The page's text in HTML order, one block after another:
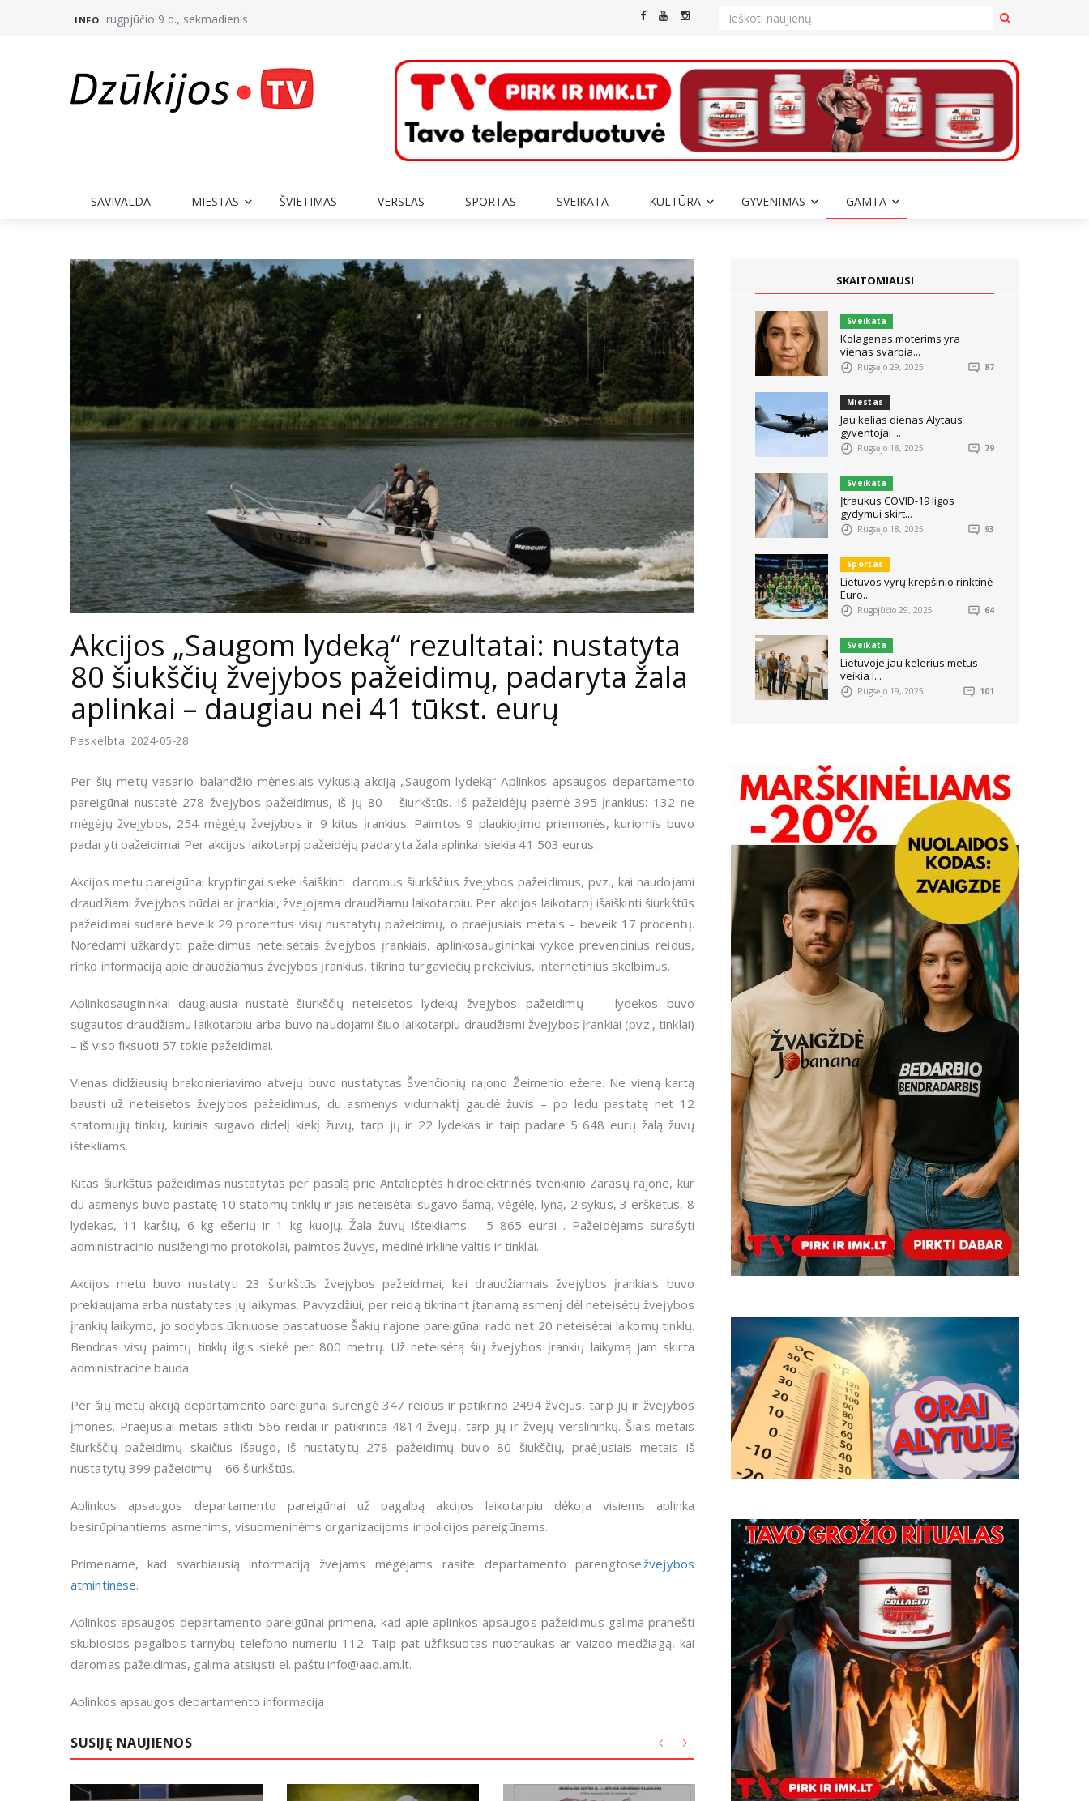
INFO rugpjūčio 9 d., sekmadienis
SAVIVALDA MIESTAS ŠVIETIMAS VERSLAS SPORTAS SVEIKATA KULTŪRA GYVENIMAS GAMTA
Akcijos „Saugom lydeką“ rezultatai: nustatyta
80 šiukščių žvejybos pažeidimų, padaryta žala
aplinkai – daugiau nei 41 tūkst. eurų
Paskelbta: 2024-05-28
Per šių metų vasario–balandžio mėnesiais vykusią akciją „Saugom lydeką“ Aplinkos apsaugos departamento
pareigūnai nustatė 278 žvejybos pažeidimus, iš jų 80 – šiurkštūs. Iš pažeidėjų paėmė 395 įrankius: 132 ne
mėgėjų žvejybos, 254 mėgėjų žvejybos ir 9 kitus įrankius. Paimtos 9 plaukiojimo priemonės, kuriomis buvo
padaryti pažeidimai. Per akcijos laikotarpį pažeidėjų padaryta žala aplinkai siekia 41 503 eurus.
Akcijos metu pareigūnai kryptingai siekė išaiškinti daromus šiurkščius žvejybos pažeidimus, pvz., kai naudojami
draudžiami žvejybos būdai ar įrankiai, žvejojama draudžiamu laikotarpiu. Per akcijos laikotarpį išaiškinti šiurkštūs
pažeidimai sudarė beveik 29 procentus visų nustatytų pažeidimų, o praėjusiais metais – beveik 17 procentų.
Norėdami užkardyti pažeidimus neteisėtais žvejybos įrankiais, aplinkosaugininkai vykdė prevencinius reidus,
rinko informaciją apie draudžiamus žvejybos įrankius, tikrino turgaviečių prekeivius, internetinius skelbimus.
Aplinkosaugininkai daugiausia nustatė šiurkščių neteisėtos lydekų žvejybos pažeidimų – lydekos buvo
sugautos draudžiamu laikotarpiu arba buvo naudojami šiuo laikotarpiu draudžiami žvejybos įrankiai (pvz., tinklai)
– iš viso fiksuoti 57 tokie pažeidimai.
Vienas didžiausių brakonieriavimo atvejų buvo nustatytas Švenčionių rajono Žeimenio ežere. Ne vieną kartą
bausti už neteisėtos žvejybos pažeidimus, du asmenys vidurnaktį gaudė žuvis – po ledu pastatę net 12
statomųjų tinklų, kuriais sugavo didelį kiekį žuvų, tarp jų ir 22 lydekas ir taip padarė 5 648 eurų žalą žuvų
ištekliams.
Kitas šiurkštus pažeidimas nustatytas per pasalą prie Antalieptės hidroelektrinės tvenkinio Zarasų rajone, kur
du asmenys buvo pastatę 10 statomų tinklų ir jais neteisėtai sugavo šamą, vėgėlę, lyną, 2 sykus, 3 eršketus, 8
lydekas, 11 karšių, 6 kg ešerių ir 1 kg kuojų. Žala žuvų ištekliams – 5 865 eurai . Pažeidėjams surašyti
administracinio nusižengimo protokolai, paimtos žuvys, medinė irklinė valtis ir tinklai.
Akcijos metu buvo nustatyti 23 šiurkštūs žvejybos pažeidimai, kai draudžiamais žvejybos įrankiais buvo
prekiaujama arba nustatytas jų laikymas. Pavyzdžiui, per reidą tikrinant įtariamą asmenį dėl neteisėtų žvejybos
įrankių laikymo, jo sodybos ūkiniuose pastatuose Šakių rajone pareigūnai rado net 20 neteisėtai laikomų tinklų.
Bendras visų paimtų tinklų ilgis siekė per 800 metrų. Už neteisėtą šių žvejybos įrankių laikymą jam skirta
administracinė bauda.
Per šių metų akciją departamento pareigūnai surengė 347 reidus ir patikrino 2494 žvejus, tarp jų ir žvejybos
įmones. Praėjusiai metais atlikti 566 reidai ir patikrinta 4814 žvejų, tarp jų ir žvejų verslininkų. Šiais metais
šiurkščių pažeidimų skaičius išaugo, iš nustatytų 278 pažeidimų buvo 80 šiukščių, praėjusiais metais iš
nustatytų 399 pažeidimų – 66 šiurkštūs.
Aplinkos apsaugos departamento pareigūnai už pagalbą akcijos laikotarpiu dėkoja visiems aplinka
besirūpinantiems asmenims, visuomeninėms organizacijoms ir policijos pareigūnams.
Primename, kad svarbiausią informaciją žvejams mėgėjams rasite departamento parengtosežvejybos
atmintinėse.
Aplinkos apsaugos departamento pareigūnai primena, kad apie aplinkos apsaugos pažeidimus galima pranešti
skubiosios pagalbos tarnybų telefono numeriu 112. Taip pat užfiksuotas nuotraukas ar vaizdo medžiagą, kai
daromas pažeidimas, galima atsiųsti el. paštu info@aad.am.lt.
Aplinkos apsaugos departamento informacija
SUSIJĘ NAUJIENOS
SKAITOMIAUSI
Sveikata
Kolagenas moterims yra
vienas svarbia...
Rugsėjo 29, 2025 87
Miestas
Jau kelias dienas Alytaus
gyventojai ...
Rugsėjo 18, 2025 79
Sveikata
Įtraukus COVID-19 ligos
gydymui skirt...
Rugsėjo 18, 2025 93
Sportas
Lietuvos vyrų krepšinio rinktinė
Euro...
Rugpjūčio 29, 2025 64
Sveikata
Lietuvoje jau kelerius metus
veikia I...
Rugsėjo 19, 2025 101